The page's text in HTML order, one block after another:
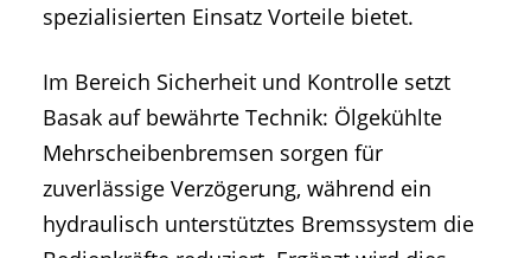
spezialisierten Einsatz Vorteile bietet.
Im Bereich Sicherheit und Kontrolle setzt
Basak auf bewährte Technik: Ölgekühlte
Mehrscheibenbremsen sorgen für
zuverlässige Verzögerung, während ein
hydraulisch unterstütztes Bremssystem die